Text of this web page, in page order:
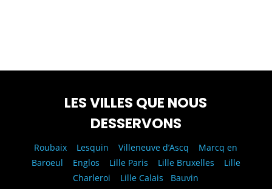
LES VILLES QUE NOUS
DESSERVONS
Roubaix Lesquin |Villeneuve d’Ascq
Marcq en
Baroeul
Englos Lille Paris Lille Bruxelles
Lille
Charleroi
Lille Calais Bauvin